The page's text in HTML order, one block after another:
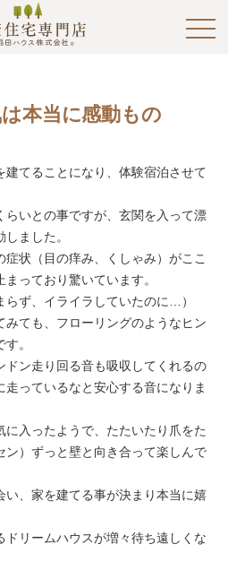
本当に感動もの
建てることになり、体験宿泊させて
らいとの事ですが、玄関を入って漂
ました。
状（目の痒み、くしゃみ）がここ
っており驚いています。
らず、イライラしていたのに…）
みても、フローリングのようなヒン
。
ドン走り回る音も吸収してくれるの
っているなと安心する音になりま
入ったようで、たたいたり爪をた
ン）ずっと壁と向き合って楽しんで
い、家を建てる事が決まり本当に嬉
ドリームハウスが増々待ち遠しくな